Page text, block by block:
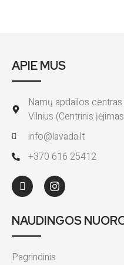
APIE MUS
Namų apdailos
Vilnius (Centrinis
info@lavada.lt
+370 616 25412
NAUDINGOS
Pagrindinis